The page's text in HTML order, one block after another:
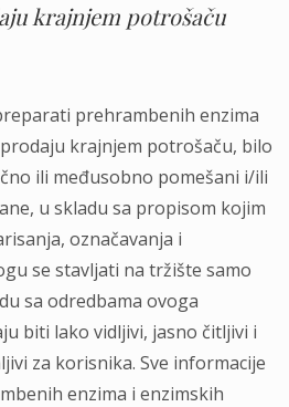
krajnjem potrošaču
prehrambenih enzima
krajnjem potrošaču, bilo
ili međusobno pomešani i/ili
u skladu sa propisom kojim
označavanja i
se stavlјati na tržište samo
sa odredbama ovoga
biti lako vidlјivi, jasno čitlјivi i
za korisnika. Sve informacije
enzima i enzimskih